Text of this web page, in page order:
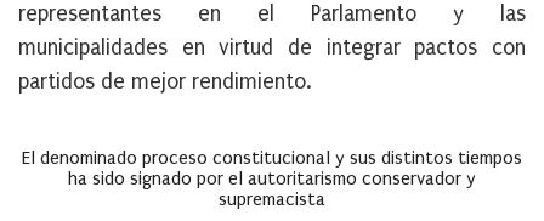
representantes en el Parlamento y las
municipalidades en virtud de integrar pactos con
partidos de mejor rendimiento.
El denominado proceso constitucional y sus distintos tiempos
ha sido signado por el autoritarismo conservador y
supremacista